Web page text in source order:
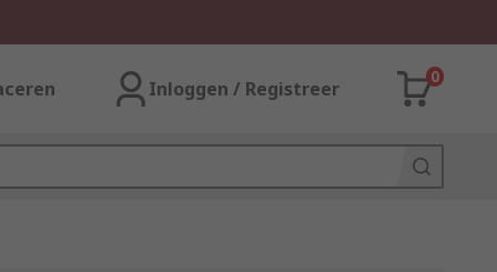
Inloggen / Registreer
0